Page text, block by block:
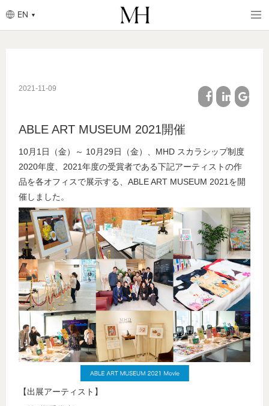
EN
2021-11-09
ABLE ART MUSEUM 2021開催
10月1日（金）～ 10月29日（金）、MHD スカラシップ制度
2020年度、2021年度の受賞者である下記アーティストの作
品を各オフィスで展示する、ABLE ART MUSEUM 2021を開
催しました。
【出展アーティスト】